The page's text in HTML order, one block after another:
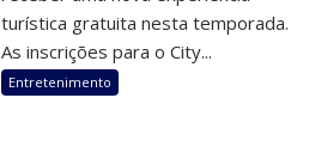
turística gratuita nesta temporada.
As inscrições para o City...
Entretenimento